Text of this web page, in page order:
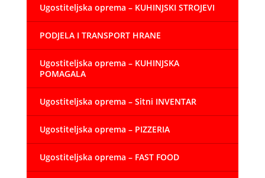
Ugostiteljska oprema – KUHINJSKI STROJEVI
PODJELA I TRANSPORT HRANE
Ugostiteljska oprema – KUHINJSKA
POMAGALA
Ugostiteljska oprema – Sitni INVENTAR
Ugostiteljska oprema – PIZZERIA
Ugostiteljska oprema – FAST FOOD